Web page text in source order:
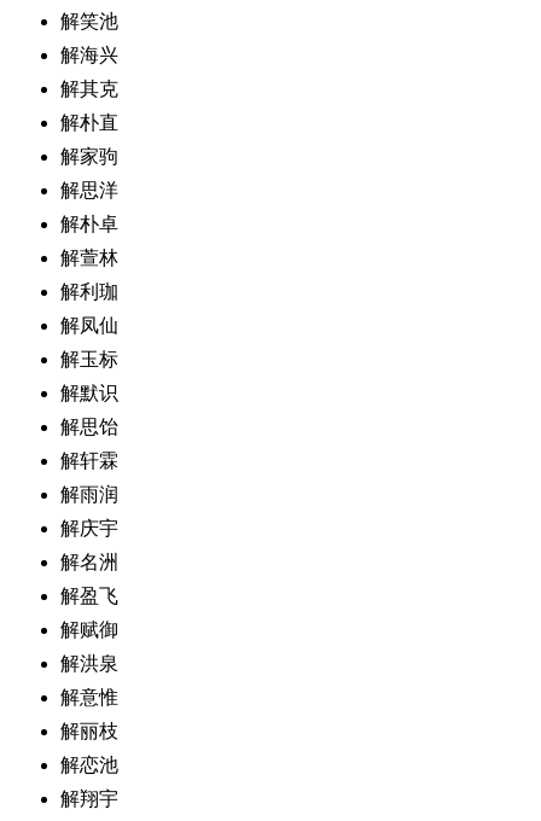
解笑池
解海兴
解其克
解朴直
解家驹
解思洋
解朴卓
解萱林
解利珈
解凤仙
解玉标
解默识
解思饴
解轩霖
解雨润
解庆宇
解名洲
解盈飞
解赋御
解洪泉
解意惟
解丽枝
解恋池
解翔宇